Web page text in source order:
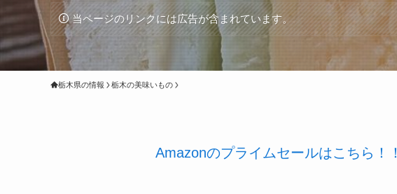
当ページのリンクには広告が含まれています。
栃木県の情報 栃木の美味いもの
Amazonのプライムセールはこちら！！